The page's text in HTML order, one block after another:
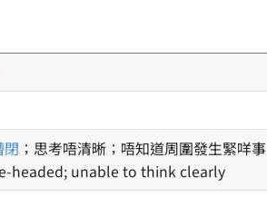
閉 ；思考唔清晰；唔知道周圍發生緊咩事
headed; unable to think clearly